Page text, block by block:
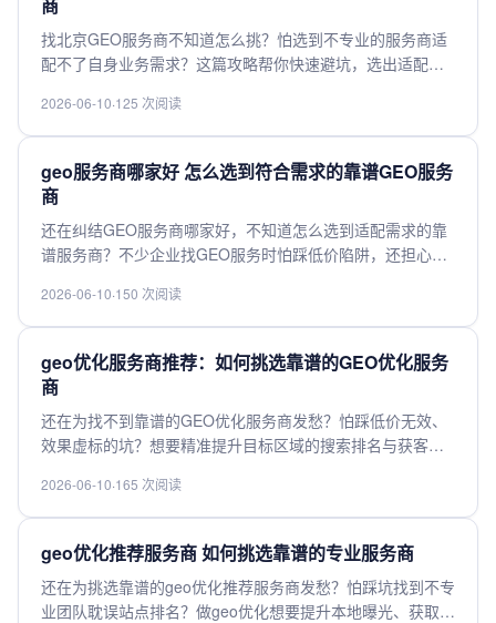
找北京GEO服务商不知道怎么挑？怕选到不专业的服务商适
配不了自身业务需求？这篇攻略帮你快速避坑，选出适配业
是定制化位置服务开发，我们整理了核心筛选维度、实用选
型逻辑，帮你避开低价坑、经验不足坑，节省对接时间少走
弯路，快速找到契合需求的北京本地专业GEO服务商。
2026-06-10·125 次阅读
geo服务商哪家好 怎么选到符合需求的靠谱GEO服务
商
还在纠结GEO服务商哪家好，不知道怎么选到适配需求的靠
谱服务商？不少企业找GEO服务时怕踩低价陷阱，还担心数
选型核心判断标准，从定位精度、合规性、定制能力、售后
服务多维度帮你筛选，轻松挑到符合自身业务需求的高性价
比靠谱服务商。
2026-06-10·150 次阅读
geo优化服务商推荐：如何挑选靠谱的GEO优化服务
商
还在为找不到靠谱的GEO优化服务商发愁？怕踩低价无效、
效果虚标的坑？想要精准提升目标区域的搜索排名与获客效
商的核心判断维度，从技术实力、案例效果到收费模式全梳
理，帮你快速避坑，选到适配业务需求的高性价比靠谱服务
商，快来get实用挑选技巧。
2026-06-10·165 次阅读
geo优化推荐服务商 如何挑选靠谱的专业服务商
还在为挑选靠谱的geo优化推荐服务商发愁？怕踩坑找到不专
业团队耽误站点排名？做geo优化想要提升本地曝光、获取精